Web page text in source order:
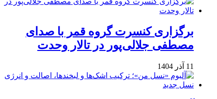
برگزاری کنسرت گروه قمر با صدای
مصطفی جلالی‌پور در تالار وحدت
11 آذر 1404